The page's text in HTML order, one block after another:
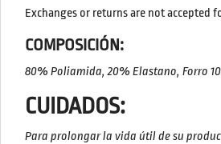
Exchanges or returns are not accepted
COMPOSICIÓN:
80% Poliamida, 20% Elastano, Forro
CUIDADOS:
Para prolongar la vida útil de su